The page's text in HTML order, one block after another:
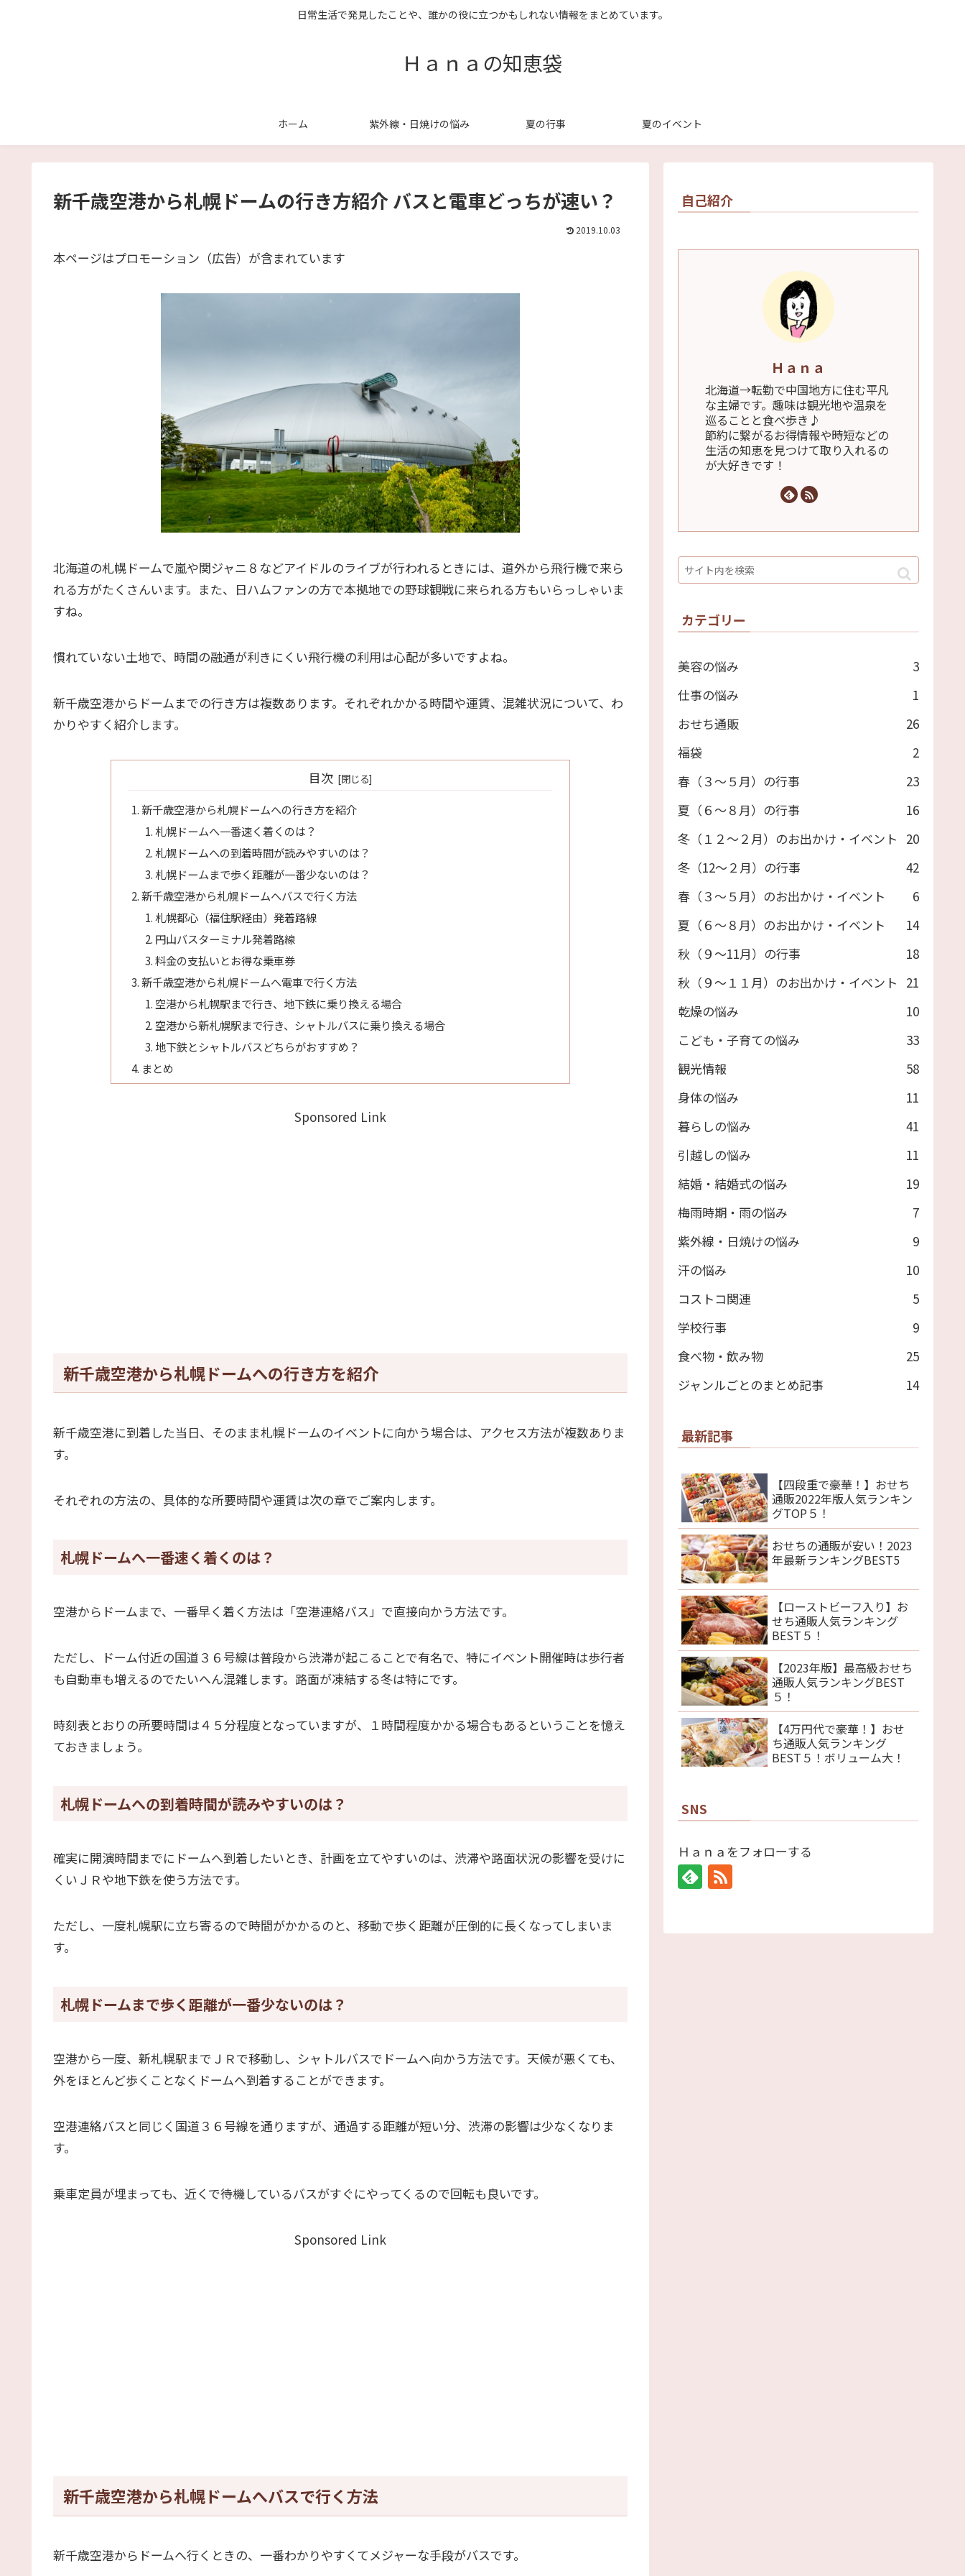
日常生活で発見したことや、誰かの役に立つかもしれない情報をまとめています。
Ｈａｎａの知恵袋
ホーム 紫外線・日焼けの悩み 夏の行事 夏のイベント
新千歳空港から札幌ドームの行き方紹介 バスと電車どっちが速い？
2019.10.03
本ページはプロモーション（広告）が含まれています
北海道の札幌ドームで嵐や関ジャニ８などアイドルのライブが行われるときには、道外から飛行機で来ら
れる方がたくさんいます。また、日ハムファンの方で本拠地での野球観戦に来られる方もいらっしゃいま
すね。
慣れていない土地で、時間の融通が利きにくい飛行機の利用は心配が多いですよね。
新千歳空港からドームまでの行き方は複数あります。それぞれかかる時間や運賃、混雑状況について、わ
かりやすく紹介します。
目次
新千歳空港から札幌ドームへの行き方を紹介
札幌ドームへ一番速く着くのは？
札幌ドームへの到着時間が読みやすいのは？
札幌ドームまで歩く距離が一番少ないのは？
新千歳空港から札幌ドームへバスで行く方法
札幌都心（福住駅経由）発着路線
円山バスターミナル発着路線
料金の支払いとお得な乗車券
新千歳空港から札幌ドームへ電車で行く方法
空港から札幌駅まで行き、地下鉄に乗り換える場合
空港から新札幌駅まで行き、シャトルバスに乗り換える場合
地下鉄とシャトルバスどちらがおすすめ？
まとめ
Sponsored Link
新千歳空港から札幌ドームへの行き方を紹介
新千歳空港に到着した当日、そのまま札幌ドームのイベントに向かう場合は、アクセス方法が複数ありま
す。
それぞれの方法の、具体的な所要時間や運賃は次の章でご案内します。
札幌ドームへ一番速く着くのは？
空港からドームまで、一番早く着く方法は「空港連絡バス」で直接向かう方法です。
ただし、ドーム付近の国道３６号線は普段から渋滞が起こることで有名で、特にイベント開催時は歩行者
も自動車も増えるのでたいへん混雑します。路面が凍結する冬は特にです。
時刻表とおりの所要時間は４５分程度となっていますが、１時間程度かかる場合もあるということを憶え
ておきましょう。
札幌ドームへの到着時間が読みやすいのは？
確実に開演時間までにドームへ到着したいとき、計画を立てやすいのは、渋滞や路面状況の影響を受けに
くいＪＲや地下鉄を使う方法です。
ただし、一度札幌駅に立ち寄るので時間がかかるのと、移動で歩く距離が圧倒的に長くなってしまいま
す。
札幌ドームまで歩く距離が一番少ないのは？
空港から一度、新札幌駅までＪＲで移動し、シャトルバスでドームへ向かう方法です。天候が悪くても、
外をほとんど歩くことなくドームへ到着することができます。
空港連絡バスと同じく国道３６号線を通りますが、通過する距離が短い分、渋滞の影響は少なくなりま
す。
乗車定員が埋まっても、近くで待機しているバスがすぐにやってくるので回転も良いです。
Sponsored Link
新千歳空港から札幌ドームへバスで行く方法
新千歳空港からドームへ行くときの、一番わかりやすくてメジャーな手段がバスです。
自己紹介
Ｈａｎａ
北海道→転勤で中国地方に住む平凡
な主婦です。趣味は観光地や温泉を
巡ることと食べ歩き♪
節約に繋がるお得情報や時短などの
生活の知恵を見つけて取り入れるの
が大好きです！
カテゴリー
美容の悩み
3
仕事の悩み
1
おせち通販
26
福袋
2
春（３～５月）の行事
23
夏（６～８月）の行事
16
冬（１２～２月）のお出かけ・イベント 20
冬（12～２月）の行事
42
春（３～５月）のお出かけ・イベント
6
夏（６～８月）のお出かけ・イベント
14
秋（９～11月）の行事
18
秋（９～１１月）のお出かけ・イベント 21
乾燥の悩み
10
こども・子育ての悩み
33
観光情報
58
身体の悩み
11
暮らしの悩み
41
引越しの悩み
11
結婚・結婚式の悩み
19
梅雨時期・雨の悩み
7
紫外線・日焼けの悩み
9
汗の悩み
10
コストコ関連
5
学校行事
9
食べ物・飲み物
25
ジャンルごとのまとめ記事
14
最新記事
【四段重で豪華！】おせち
通販2022年版人気ランキン
グTOP５！
おせちの通販が安い！2023
年最新ランキングBEST5
【ローストビーフ入り】お
せち通販人気ランキング
BEST５！
【2023年版】最高級おせち
通販人気ランキングBEST
５！
【4万円代で豪華！】おせ
ち通販人気ランキング
BEST５！ボリューム大！
SNS
Ｈａｎａをフォローする